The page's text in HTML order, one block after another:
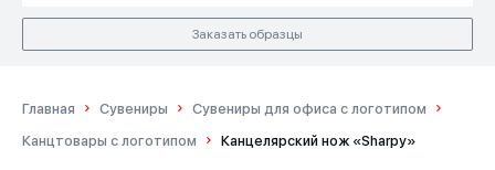
Заказать образцы
Главная Сувениры
Сувениры для офиса с логотипом
Канцтовары с логотипом
Канцелярский нож «Sharpy»